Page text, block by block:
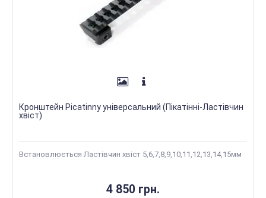
Кронштейн Picatinny універсальний (Пікатінні-Ластівчин
хвіст)
Встановлюється Ластівчин хвіст 5,6,7,8,9,10,11,12,13,14,15мм
4 850 грн.